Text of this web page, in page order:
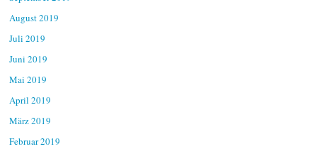
August 2019
Juli 2019
Juni 2019
Mai 2019
April 2019
März 2019
Februar 2019